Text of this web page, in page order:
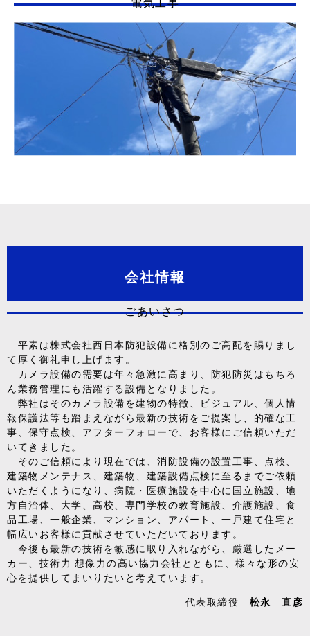
電気工事
会社情報
ごあいさつ
平素は株式会社西日本防犯設備に格別のご高配を賜りまし
て厚く御礼申し上げます。
カメラ設備の需要は年々急激に高まり、防犯防災はもちろ
ん業務管理にも活躍する設備となりました。
弊社はそのカメラ設備を建物の特徴、ビジュアル、個人情
報保護法等も踏まえながら最新の技術をご提案し、的確な工
事、保守点検、アフターフォローで、お客様にご信頼いただ
いてきました。
そのご信頼により現在では、消防設備の設置工事、点検、
建築物メンテナス、建築物、建築設備点検に至るまでご依頼
いただくようになり、病院・医療施設を中心に国立施設、地
方自治体、大学、高校、専門学校の教育施設、介護施設、食
品工場、一般企業、マンション、アパート、一戸建て住宅と
幅広いお客様に貢献させていただいております。
今後も最新の技術を敏感に取り入れながら、厳選したメー
カー、技術力 想像力の高い協力会社とともに、様々な形の安
心を提供してまいりたいと考えています。
代表取締役 松永 直彦